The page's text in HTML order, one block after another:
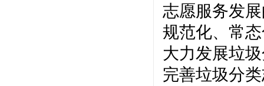
志愿服务发
规范化、常
大力发展垃
完善垃圾分